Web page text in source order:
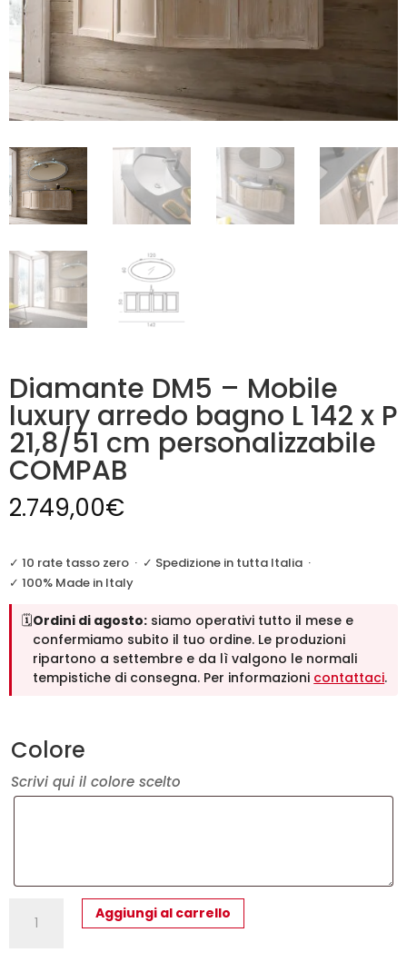
Diamante DM5 – Mobile
luxury arredo bagno L 142 x P
21,8/51 cm personalizzabile
COMPAB
2.749,00€
✓ 10 rate tasso zero · ✓ Spedizione in tutta Italia ·
✓ 100% Made in Italy
🗓️Ordini di agosto: siamo operativi tutto il mese e
confermiamo subito il tuo ordine. Le produzioni
ripartono a settembre e da lì valgono le normali
tempistiche di consegna. Per informazioni contattaci.
Colore
Scrivi qui il colore scelto
DM5
Aggiungi al carrello